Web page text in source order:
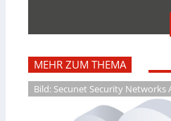
MEHR ZUM THEMA
Bild: Secunet Security Networks